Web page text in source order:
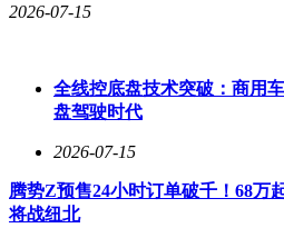
2026-07-15
全线控底盘技术突破：商用
盘驾驶时代
2026-07-15
腾势Z预售24小时订单破千！68万
将战纽北